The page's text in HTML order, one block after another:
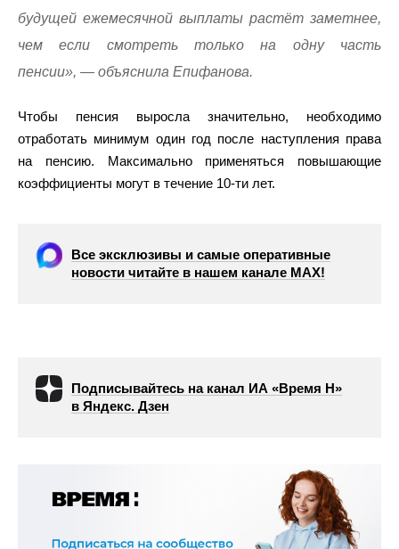
будущей ежемесячной выплаты растёт заметнее,
чем если смотреть только на одну часть
пенсии», — объяснила Епифанова.
Чтобы пенсия выросла значительно, необходимо
отработать минимум один год после наступления права
на пенсию. Максимально применяться повышающие
коэффициенты могут в течение 10-ти лет.
Все эксклюзивы и самые оперативные
новости читайте в нашем канале МАХ!
Подписывайтесь на канал ИА «Время Н»
в Яндекс. Дзен